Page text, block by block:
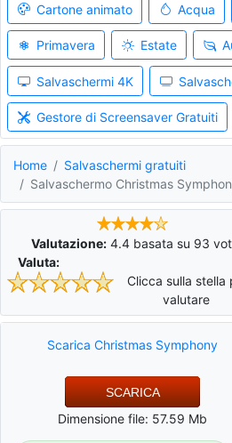
Cartone animato Acqua
Primavera Estate
Salvaschermi 4K
Gestore di Screensaver Gratuiti
Home
Salvaschermi gratuiti
Salvaschermo Christmas
Valutazione: 4.4basata su 93
Valuta:
Clicca sulla stella
valutare
Scarica Christmas Symphony
SCARICA
Dimensione file: 57.59 Mb